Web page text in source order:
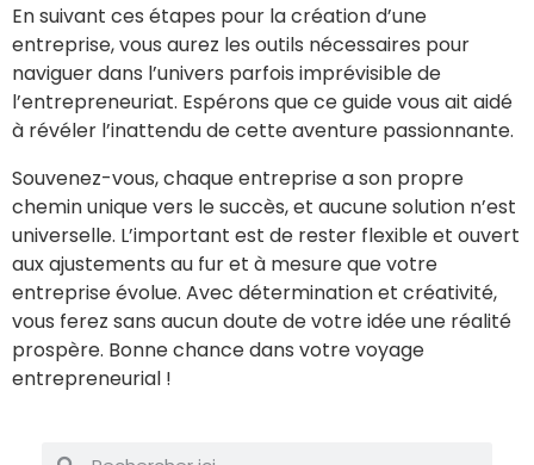
En suivant ces étapes pour la création d’une
entreprise, vous aurez les outils nécessaires pour
naviguer dans l’univers parfois imprévisible de
l’entrepreneuriat. Espérons que ce guide vous ait aidé
à révéler l’inattendu de cette aventure passionnante.
Souvenez-vous, chaque entreprise a son propre
chemin unique vers le succès, et aucune solution n’est
universelle. L’important est de rester flexible et ouvert
aux ajustements au fur et à mesure que votre
entreprise évolue. Avec détermination et créativité,
vous ferez sans aucun doute de votre idée une réalité
prospère. Bonne chance dans votre voyage
entrepreneurial !